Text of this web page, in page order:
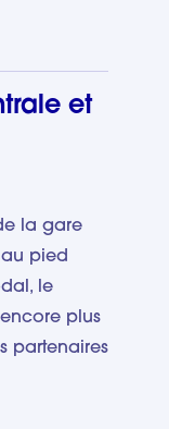
et
la gare
au pied
le
plus
partenaires